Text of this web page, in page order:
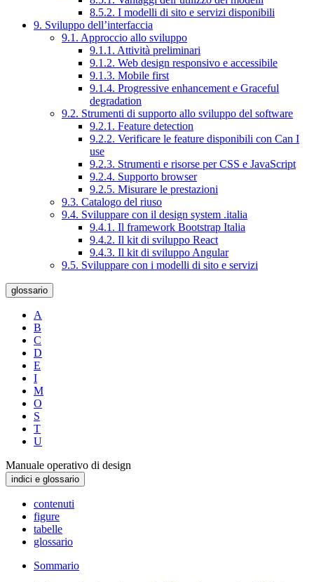
8.5.2. I modelli di sito e servizi disponibili
9. Sviluppo dell’interfaccia
9.1. Approccio allo sviluppo
9.1.1. Attività preliminari
9.1.2. Web design responsivo e accessibile
9.1.3. Mobile first
9.1.4. Progressive enhancement e Graceful
degradation
9.2. Strumenti di supporto allo sviluppo del software
9.2.1. Feature detection
9.2.2. Verificare le feature disponibili con Can I
use
9.2.3. Strumenti e risorse per CSS e JavaScript
9.2.4. Supporto browser
9.2.5. Misurare le prestazioni
9.3. Catalogo del riuso
9.4. Sviluppare con il design system .italia
9.4.1. Il framework Bootstrap Italia
9.4.2. Il kit di sviluppo React
9.4.3. Il kit di sviluppo Angular
9.5. Sviluppare con i modelli di sito e servizi
glossario
A
B
C
D
E
I
M
O
S
T
U
Manuale operativo di design
indici e glossario
contenuti
figure
tabelle
glossario
Sommario